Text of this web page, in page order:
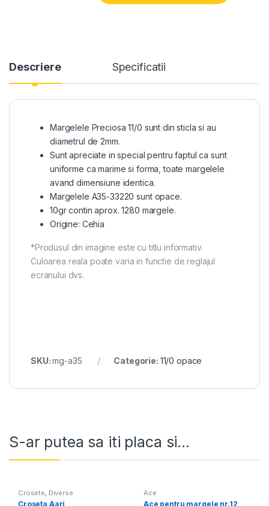
Descriere Specificatii
Margelele Preciosa 11/0 sunt din sticla si au
diametrul de 2mm.
Sunt apreciate in special pentru faptul ca sunt
uniforme ca marime si forma, toate margelele
avand dimensiune identica.
Margelele A35-33220 sunt opace.
10gr contin aprox. 1280 margele.
Origine: Cehia
*Produsul din imagine este cu titlu informativ.
Culoarea reala poate varia in functie de reglajul
ecranului dvs.
SKU:mg-a35 Categorie: 11/0 opace
S-ar putea sa iti placa si...
Crosete, Diverse
Croseta Aari
Ace
Ace pentru margele nr.12